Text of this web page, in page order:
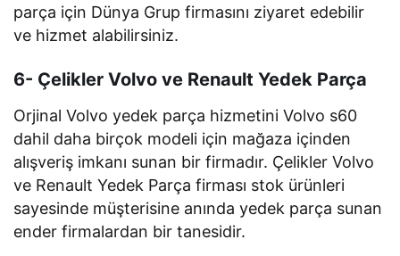
parça için Dünya Grup firmasını ziyaret edebilir
ve hizmet alabilirsiniz.
6- Çelikler Volvo ve Renault Yedek Parça
Orjinal Volvo yedek parça hizmetini Volvo s60
dahil daha birçok modeli için mağaza içinden
alışveriş imkanı sunan bir firmadır. Çelikler Volvo
ve Renault Yedek Parça firması stok ürünleri
sayesinde müşterisine anında yedek parça sunan
ender firmalardan bir tanesidir.